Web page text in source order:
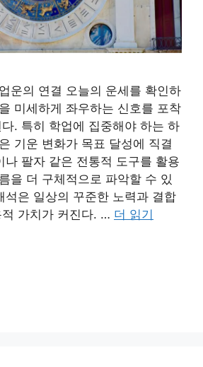
운의 연결 오늘의 운세를 확인하
미세하게 좌우하는 신호를 포착
. 특히 학업에 집중해야 하는 하
기운 변화가 목표 달성에 직결
나 팔자 같은 전통적 도구를 활용
을 더 구체적으로 파악할 수 있
석은 일상의 꾸준한 노력과 결합
가치가 커진다. … 더 읽기